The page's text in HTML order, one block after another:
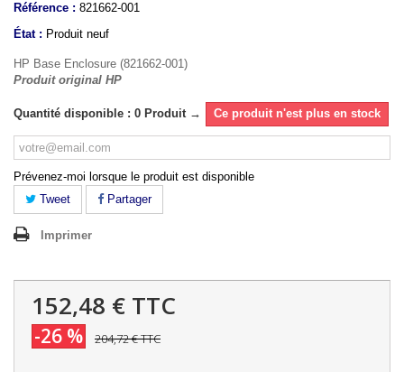
Référence : 821662-001
État : Produit neuf
HP Base Enclosure (821662-001)
Produit original HP
Quantité disponible : 0 Produit → Ce produit n'est plus en stock
Prévenez-moi lorsque le produit est disponible
Tweet
Partager
Imprimer
152,48 € TTC
-26 % 204,72 €TTC